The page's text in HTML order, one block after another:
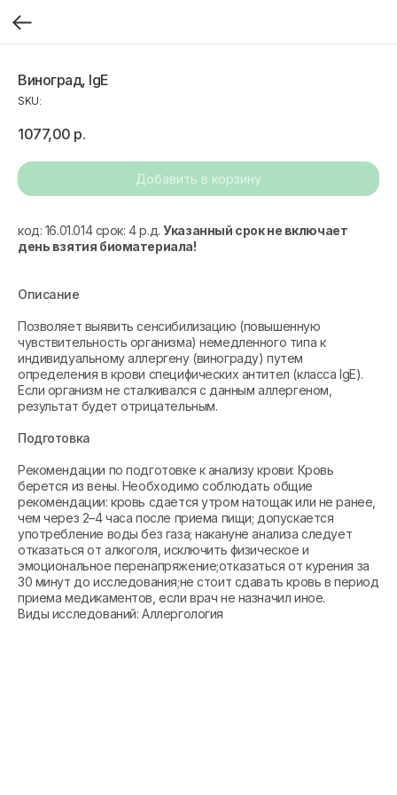
Виноград, IgE
SKU:
1077,00 р.
Добавить в корзину
код: 16.01.014 срок: 4 р.д.Указанный срок не включает
день взятия биоматериала!
Описание
Позволяет выявить сенсибилизацию (повышенную
чувствительность организма) немедленного типа к
индивидуальному аллергену (винограду) путем
определения в крови специфических антител (класса IgE).
Если организм не сталкивался с данным аллергеном,
результат будет отрицательным.
Подготовка
Рекомендации по подготовке к анализу крови: Кровь
берется из вены. Необходимо соблюдать общие
рекомендации: кровь сдается утром натощак или не ранее,
чем через 2–4 часа после приема пищи; допускается
употребление воды без газа; накануне анализа следует
отказаться от алкоголя, исключить физическое и
эмоциональное перенапряжение;отказаться от курения за
30 минут до исследования;не стоит сдавать кровь в период
приема медикаментов, если врач не назначил иное.
Виды исследований: Аллергология